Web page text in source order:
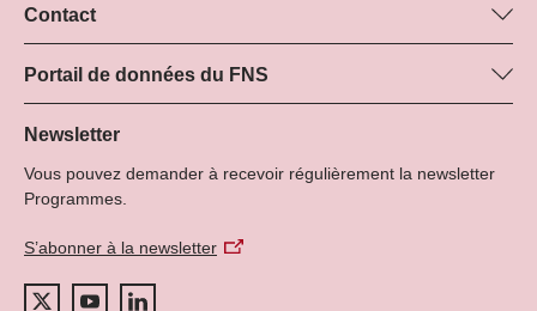
nationaux de recherche (PNR) :
Tous les PNR
Contact
Manager du programme
Dr Marjory Hunt, FNS
Tél.: +
22
Portail de données du FNS
Vous trouverez ici des informations complètes sur les projets de
recherche et les subsides approuvés par le FNS.
Recherche de projets
Newsletter
Vous pouvez demander à recevoir régulièrement la newsletter
Programmes.
S’abonner à la newsletter